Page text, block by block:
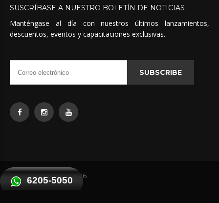
6205-5050
SUSCRÍBASE A NUESTRO BOLETÍN DE NOTICIAS
Manténgase al día con nuestros últimos lanzamientos,
descuentos, eventos y capacitaciones exclusivas.
SUBSCRIBE
Quimicas Unidas © 2026